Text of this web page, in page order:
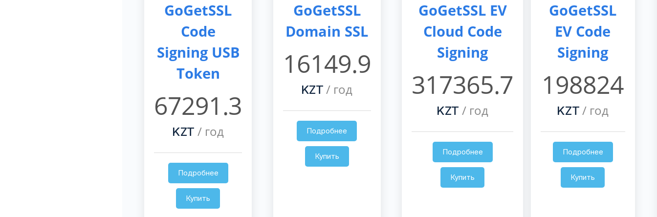
GoGetSSL
Code
Signing USB
Token
67291.3
KZT / год
Подробнее
Купить
GoGetSSL
Domain SSL
16149.9
KZT / год
Подробнее
Купить
GoGetSSL EV
Cloud Code
Signing
317365.7
KZT / год
Подробнее
Купить
GoGetSSL
EV Code
Signing
198824
KZT / год
Подробнее
Купить